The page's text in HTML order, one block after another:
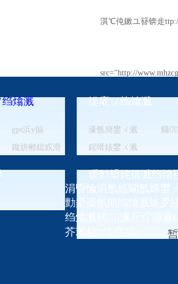
淇℃伅鏉ユ簮锛歨
src="http://
涓嬩竴绡囷細涓嬩
熻溅
gps浜у搧
鑱旂郴鎴戜滑
缇庡ソ绉熻溅
濠氬簡鐢ㄨ溅
鑷
鍟嗗姟鐢ㄨ溅
瑗勯槼姹借溅绉熻
涓昏惀涓氬姟閫氬嫟鐢
勯槼濠氬簡绉熻溅绛夛
绉熻溅鍝濂斤紵灏遍
芥苯杞︾璧?/li>